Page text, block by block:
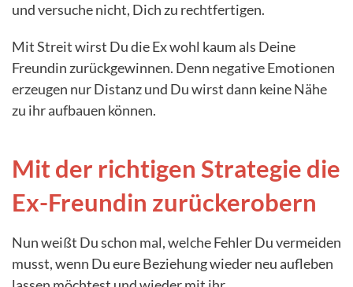
und versuche nicht, Dich zu rechtfertigen.
Mit Streit wirst Du die Ex wohl kaum als Deine
Freundin zurückgewinnen. Denn negative Emotionen
erzeugen nur Distanz und Du wirst dann keine Nähe
zu ihr aufbauen können.
Mit der richtigen Strategie die
Ex-Freundin zurückerobern
Nun weißt Du schon mal, welche Fehler Du vermeiden
musst, wenn Du eure Beziehung wieder neu aufleben